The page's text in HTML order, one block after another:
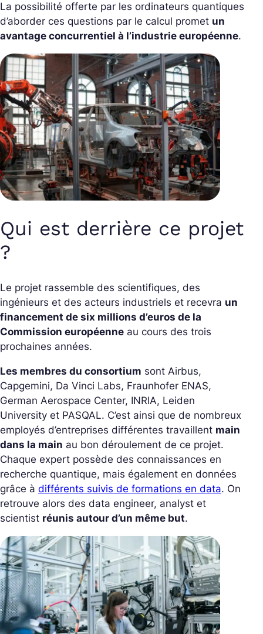
La possibilité offerte par les ordinateurs quantiques
d’aborder ces questions par le calcul promet un
avantage concurrentiel à l’industrie européenne.
Qui est derrière ce projet
?
Le projet rassemble des scientifiques, des
ingénieurs et des acteurs industriels et recevra un
financement de six millions d’euros de la
Commission européenne au cours des trois
prochaines années.
Les membres du consortium sont Airbus,
Capgemini, Da Vinci Labs, Fraunhofer ENAS,
German Aerospace Center, INRIA, Leiden
University et PASQAL. C’est ainsi que de nombreux
employés d’entreprises différentes travaillent main
dans la main au bon déroulement de ce projet.
Chaque expert possède des connaissances en
recherche quantique, mais également en données
grâce à différents suivis de formations en data. On
retrouve alors des data engineer, analyst et
scientist réunis autour d’un même but.